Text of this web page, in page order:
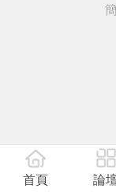
首頁 論